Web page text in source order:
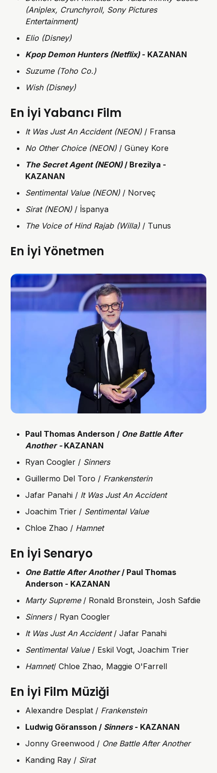
(Aniplex, Crunchyroll, Sony Pictures
Entertainment)
Elio (Disney)
Kpop Demon Hunters (Netflix)- KAZANAN
Suzume (Toho Co.)
Wish (Disney)
En İyi Yabancı Film
It Was Just An Accident (NEON) / Fransa
No Other Choice (NEON) / Güney Kore
The Secret Agent (NEON) / Brezilya -
KAZANAN
Sentimental Value (NEON) / Norveç
Sirat (NEON) / İspanya
The Voice of Hind Rajab (Willa) / Tunus
En İyi Yönetmen
Paul Thomas Anderson / One Battle After
Another -KAZANAN
Ryan Coogler / Sinners
Guillermo Del Toro / Frankensterin
Jafar Panahi / It Was Just An Accident
Joachim Trier / Sentimental Value
Chloe Zhao / Hamnet
En İyi Senaryo
One Battle After Another/ Paul Thomas
Anderson - KAZANAN
Marty Supreme/ Ronald Bronstein, Josh Safdie
Sinners/ Ryan Coogler
It Was Just An Accident/ Jafar Panahi
Sentimental Value/ Eskil Vogt, Joachim Trier
Hamnet/ Chloe Zhao, Maggie O'Farrell
En İyi Film Müziği
Alexandre Desplat / Frankenstein
Ludwig Göransson / Sinners - KAZANAN
Jonny Greenwood / One Battle After Another
Kanding Ray / Sirat